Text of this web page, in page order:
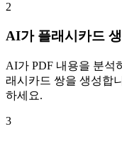
2
AI가 플래시카드
AI가 PDF 내용을 분석
래시카드 쌍을 생성합
하세요.
3